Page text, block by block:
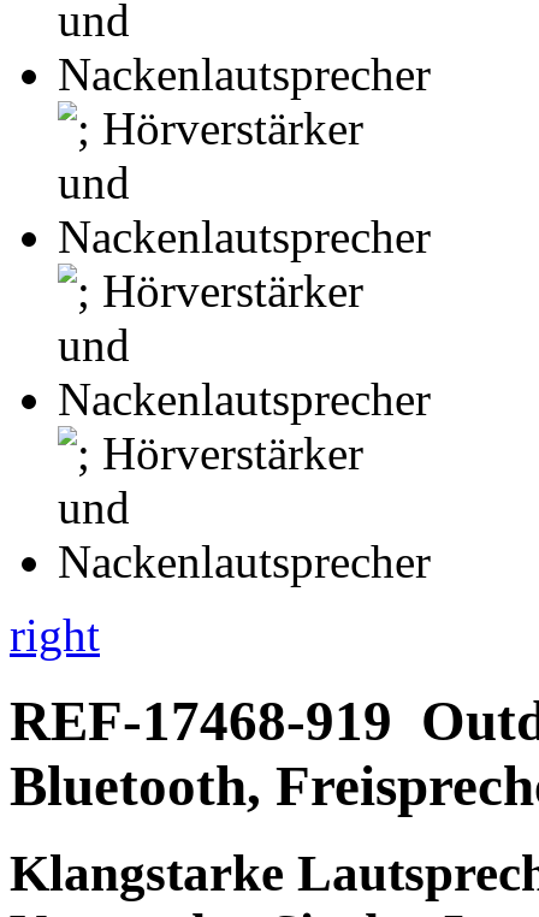
right
REF-17468-919
Bluetooth,
Klangstarke